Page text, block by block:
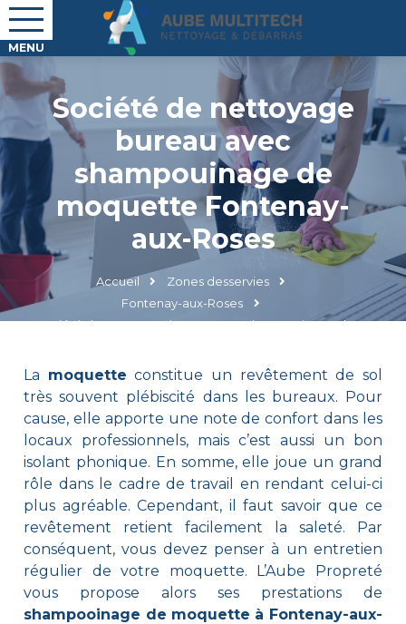
Société de nettoyage
bureau avec
shampouinage de
moquette Fontenay-
aux-Roses
Accueil
Zones desservies
Fontenay-aux-Roses
Société de nettoyage bureau avec shampouinage de
La moquette constitue un revêtement de sol
très souvent plébiscité dans les bureaux. Pour
cause, elle apporte une note de confort dans les
locaux professionnels, mais c’est aussi un bon
isolant phonique. En somme, elle joue un grand
rôle dans le cadre de travail en rendant celui-ci
plus agréable. Cependant, il faut savoir que ce
revêtement retient facilement la saleté. Par
conséquent, vous devez penser à un entretien
régulier de votre moquette. L’Aube Propreté
vous propose alors ses prestations de
shampooinage de moquette à Fontenay-aux-